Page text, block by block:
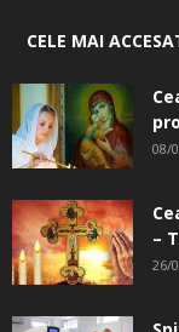
CELE MAI
08/
–
26/